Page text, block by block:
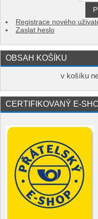
Registrace nového
Zaslat heslo
OBSAH KOŠÍKU
v košíku
CERTIFIKOVANÝ E-